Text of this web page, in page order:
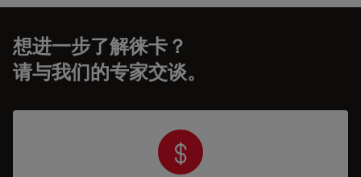
想进一步了解徕卡？
请与我们的专家交谈。